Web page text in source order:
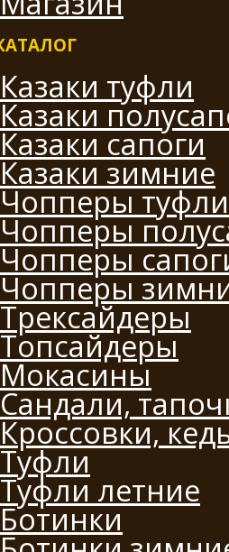
Казаки туфли
Казаки
Казаки сапоги
Казаки зимние
Чопперы туфли
Чопперы
Чопперы
Чопперы
Трексайдеры
Топсайдеры
Мокасины
Сандали,
Кроссовки,
Туфли
Туфли летние
Ботинки